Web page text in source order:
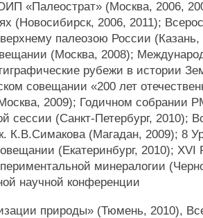
«Палеострат» (Москва, 2006,
(Новосибирск, 2006, 2011);
палеозою России (Казань,
(Москва, 2008);
рубежи в истории
совещании «200 лет
2009); Годичном собрании
сессии (Санкт-Петербург, 2010);
К.В.Симакова (Магадан, 2009); 8
(Екатеринбург, 2010); XVI
минералогии
научной конференции
природы» (Тюмень, 2010),